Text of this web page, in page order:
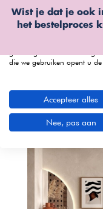
Wist je dat je ook
het bestelproces
Wij gebruiken cookies
We kunnen deze plaatsen
onze website te verbeteren,
die we gebruiken opent u
Accepteer alles
Nee, pas aan